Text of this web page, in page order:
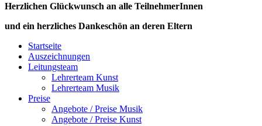
Herzlichen Glückwunsch an alle TeilnehmerInnen
und ein herzliches Dankeschön an deren Eltern
Startseite
Auszeichnungen
Leitungsteam
Lehrerteam Kunst
Lehrerteam Musik
Preise
Angebote / Preise Musik
Angebote / Preise Kunst